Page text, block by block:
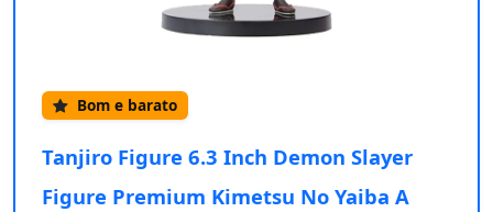
Bom e barato
Tanjiro Figure 6.3 Inch Demon Slayer
Figure Premium Kimetsu No Yaiba A